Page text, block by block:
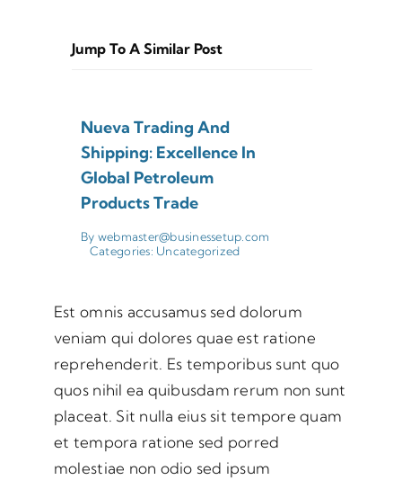
Jump To A Similar Post
Nueva Trading And
Shipping: Excellence In
Global Petroleum
Products Trade
By webmaster@businessetup.com
Categories: Uncategorized
Est omnis accusamus sed dolorum
veniam qui dolores quae est ratione
reprehenderit. Es temporibus sunt quo
quos nihil ea quibusdam rerum non sunt
placeat. Sit nulla eius sit tempore quam
et tempora ratione sed porred
molestiae non odio sed ipsum